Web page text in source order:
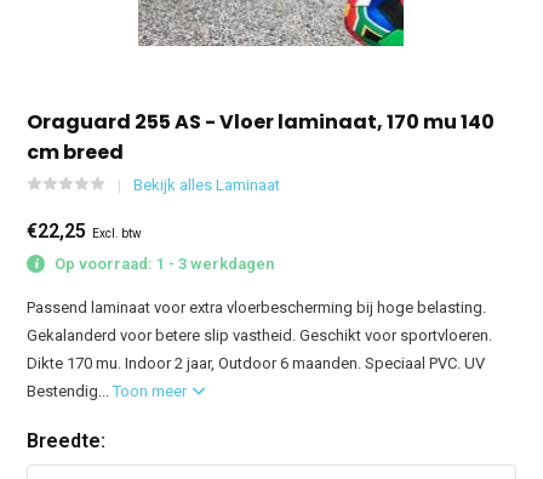
Oraguard 255 AS - Vloer laminaat, 170 mu 140
cm breed
Bekijk alles Laminaat
€22,25 Excl. btw
Op voorraad: 1 - 3 werkdagen
Passend laminaat voor extra vloerbescherming bij hoge belasting.
Gekalanderd voor betere slip vastheid. Geschikt voor sportvloeren.
Dikte 170 mu. Indoor 2 jaar, Outdoor 6 maanden. Speciaal PVC. UV
Bestendig...Toon meer
Breedte: